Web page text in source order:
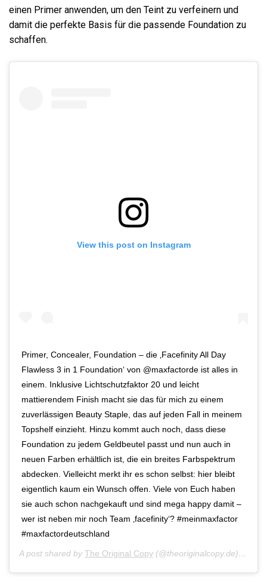
einen Primer anwenden, um den Teint zu verfeinern und
damit die perfekte Basis für die passende Foundation zu
schaffen.
View this post on Instagram
Primer, Concealer, Foundation – die ‚Facefinity All Day
Flawless 3 in 1 Foundation‘ von @maxfactorde ist alles in
einem. Inklusive Lichtschutzfaktor 20 und leicht
mattierendem Finish macht sie das für mich zu einem
zuverlässigen Beauty Staple, das auf jeden Fall in meinem
Topshelf einzieht. Hinzu kommt auch noch, dass diese
Foundation zu jedem Geldbeutel passt und nun auch in
neuen Farben erhältlich ist, die ein breites Farbspektrum
abdecken. Vielleicht merkt ihr es schon selbst: hier bleibt
eigentlich kaum ein Wunsch offen. Viele von Euch haben
sie auch schon nachgekauft und sind mega happy damit –
wer ist neben mir noch Team ‚facefinity‘? #meinmaxfactor
#maxfactordeutschland
A post shared by The Original Copy (@theoriginalcopy.de) on